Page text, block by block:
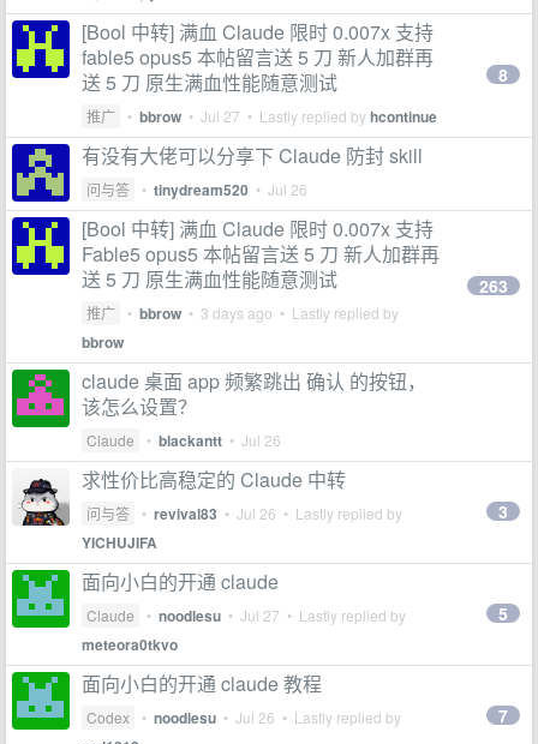
[Bool 中转] 满血 Claude 限时 0.007x 支持
fable5 opus5 本帖留言送 5 刀 新人加群再
送 5 刀 原生满血性能随意测试
推广 • bbrow • Jul 27 • Lastly replied byhcontinue
8
有没有大佬可以分享下 Claude 防封 skill
问与答 • tinydream520 • Jul 26
[Bool 中转] 满血 Claude 限时 0.007x 支持
Fable5 opus5 本帖留言送 5 刀 新人加群再
送 5 刀 原生满血性能随意测试
推广 • bbrow • 3 days ago • Lastly replied by
bbrow
263
claude 桌面 app 频繁跳出 确认 的按钮，
该怎么设置？
Claude • blackantt • Jul 26
求性价比高稳定的 Claude 中转
问与答 • revival83 • Jul 26 • Lastly replied by
YICHUJIFA
3
面向小白的开通 claude
Claude • noodlesu • Jul 27 • Lastly replied by
meteora0tkvo
5
面向小白的开通 claude 教程
Codex • noodlesu • Jul 26 • Lastly replied by 7